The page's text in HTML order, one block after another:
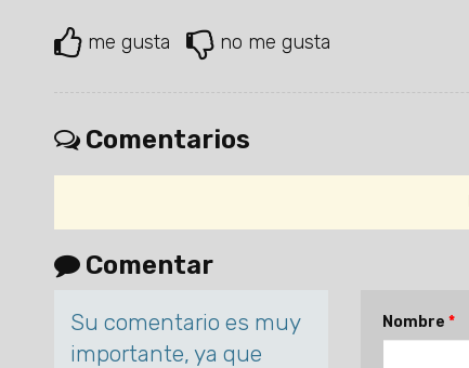
me gusta no me gusta
Comentarios
Comentar
Su comentario es muy
importante, ya que
Nombre